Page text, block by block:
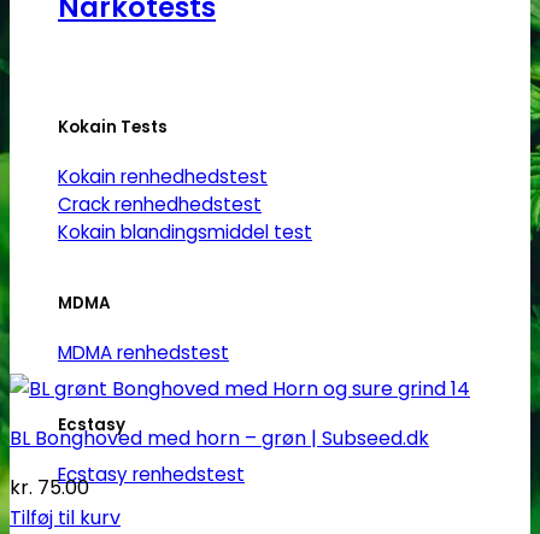
Kokain Tests
Kokain renhedhedstest
Crack renhedhedstest
Kokain blandingsmiddel test
MDMA
MDMA renhedstest
Ecstasy
Ecstasy renhedstest
BL Bonghoved med horn – grøn | Subseed.dk
kr. 75.00
Tilføj til kurv